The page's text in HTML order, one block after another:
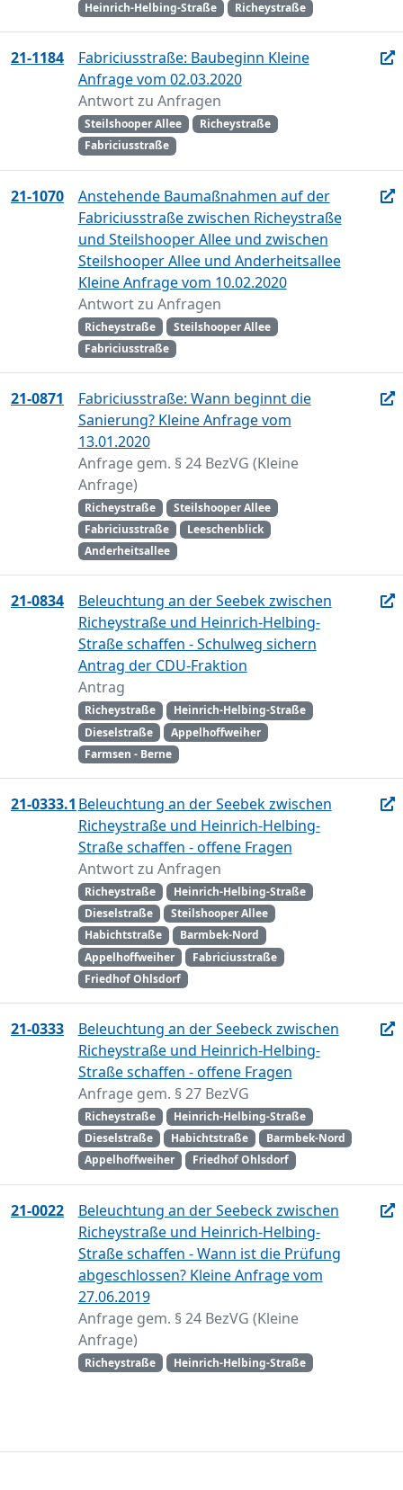
Heinrich-Helbing-Straße Richeystraße
21-1184
Fabriciusstraße: Baubeginn Kleine
Anfrage vom 02.03.2020
Antwort zu Anfragen
Steilshooper Allee
Richeystraße
Fabriciusstraße
21-1070
Anstehende Baumaßnahmen auf der
Fabriciusstraße zwischen Richeystraße
und Steilshooper Allee und zwischen
Steilshooper Allee und Anderheitsallee
Kleine Anfrage vom 10.02.2020
Antwort zu Anfragen
Richeystraße
Steilshooper Allee
Fabriciusstraße
21-0871
Fabriciusstraße: Wann beginnt die
Sanierung? Kleine Anfrage vom
13.01.2020
Anfrage gem. § 24 BezVG (Kleine
Anfrage)
Richeystraße
Steilshooper Allee
Fabriciusstraße
Leeschenblick
Anderheitsallee
21-0834
Beleuchtung an der Seebek zwischen
Richeystraße und Heinrich-Helbing-
Straße schaffen - Schulweg sichern
Antrag der CDU-Fraktion
Antrag
Richeystraße
Heinrich-Helbing-Straße
Dieselstraße
Appelhoffweiher
Farmsen - Berne
21-0333.1 Beleuchtung an der Seebek zwischen
Richeystraße und Heinrich-Helbing-
Straße schaffen - offene Fragen
Antwort zu Anfragen
Richeystraße
Heinrich-Helbing-Straße
Dieselstraße
Steilshooper Allee
Habichtstraße
Barmbek-Nord
Appelhoffweiher
Fabriciusstraße
Friedhof Ohlsdorf
21-0333
Beleuchtung an der Seebeck zwischen
Richeystraße und Heinrich-Helbing-
Straße schaffen - offene Fragen
Anfrage gem. § 27 BezVG
Richeystraße
Heinrich-Helbing-Straße
Dieselstraße
Habichtstraße
Barmbek-Nord
Appelhoffweiher
Friedhof Ohlsdorf
21-0022
Beleuchtung an der Seebeck zwischen
Richeystraße und Heinrich-Helbing-
Straße schaffen - Wann ist die Prüfung
abgeschlossen? Kleine Anfrage vom
27.06.2019
Anfrage gem. § 24 BezVG (Kleine
Anfrage)
Richeystraße Heinrich-Helbing-Straße